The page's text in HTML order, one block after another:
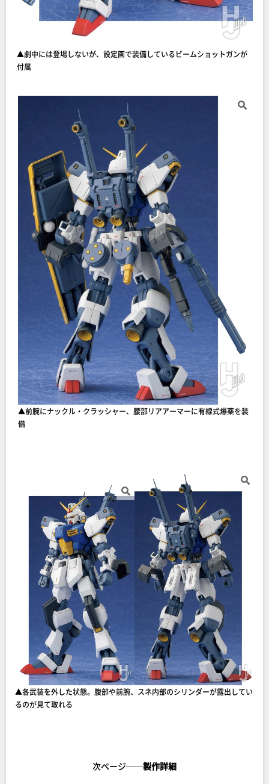
▲劇中には登場しないが、設定画で装備しているビームショットガンが
付属
▲前腕にナックル・クラッシャー、腰部リアアーマーに有線式爆薬を装
備
▲各武装を外した状態。腹部や前腕、スネ内部のシリンダーが露出してい
るのが見て取れる
次ページ──製作詳細